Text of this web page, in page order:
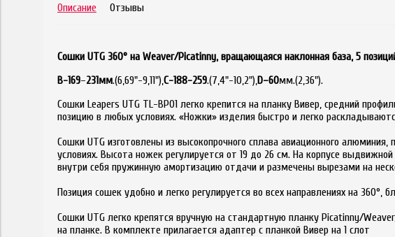
Описание Отзывы
Сошки UTG 360° на Weaver/Picatinny, вращающаяся наклонная база, 5
В-169–231мм.(6,69"-9,11"),С-188-259.(7,4"-10,2"),D–60мм.(2,36").
Сошки Leapers UTG TL-BP01 легко крепится на планку Вивер, средний
позицию в любых условиях. «Ножки» изделия быстро и легко
Сошки UTG изготовлены из высокопрочного сплава авиационного
условиях. Высота ножек регулируется от 19 до 26 см. На корпусе
внутри себя пружинную амортизацию отдачи и размечены вырезами на
Позиция сошек удобно и легко регулируется во всех направлениях на
Сошки UTG легко крепятся вручную на стандартную планку Picatinny/
на планке. В комплекте прилагается адаптер с планкой Вивер на 1 слот